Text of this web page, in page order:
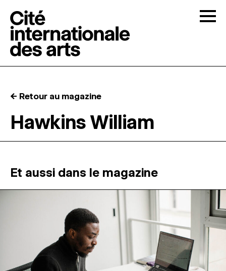
RÉSIDENCES ↓
ATELIERS OUVERTS
ESPACES DE PRATIQUE ARTISTIQUE ↓
← Retour au magazine
Hawkins William
Et aussi dans le magazine